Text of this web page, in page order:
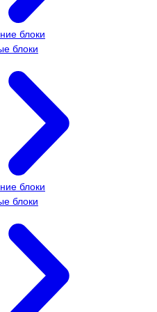
блоки
блоки
блоки
блоки